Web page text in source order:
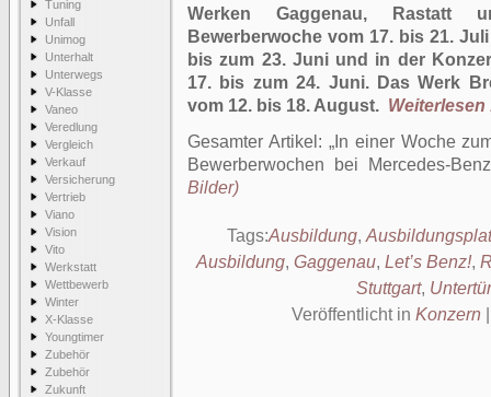
Tuning
Unfall
Unimog
Unterhalt
Unterwegs
V-Klasse
Vaneo
Veredlung
Vergleich
Verkauf
Versicherung
Vertrieb
Viano
Vision
Vito
Werkstatt
Wettbewerb
Winter
X-Klasse
Youngtimer
Zubehör
Zubehör
Zukunft
Werken Gaggenau, Rastatt
Bewerberwoche vom 17. bis 21.
bis zum 23. Juni und in der
17. bis zum 24. Juni. Das Werk
vom 12. bis 18. August. Weiterlesen
Gesamter Artikel:
In einer Woche
Bewerberwochen bei Mercedes-Benz
Bilder)
Tags:Ausbildung,
Ausbildung, Gaggenau, Let’s Benz!,
Stuttgart,
Veröffentlicht in Konzern